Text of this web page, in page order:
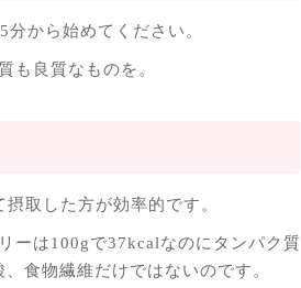
から始めてください。
も良質なものを。
取した方が効率的です。
ーは100gで37kcalなのにタンパク質
食物繊維だけではないのです。